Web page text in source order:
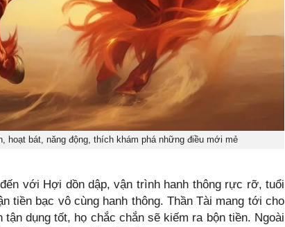
hoạt bát, năng động, thích khám phá những điều mới mẻ
với Hợi dồn dập, vận trình hanh thông rực rỡ, tuổi
tiền bạc vô cùng hanh thông. Thần Tài mang tới cho
dụng tốt, họ chắc chắn sẽ kiếm ra bộn tiền. Ngoài